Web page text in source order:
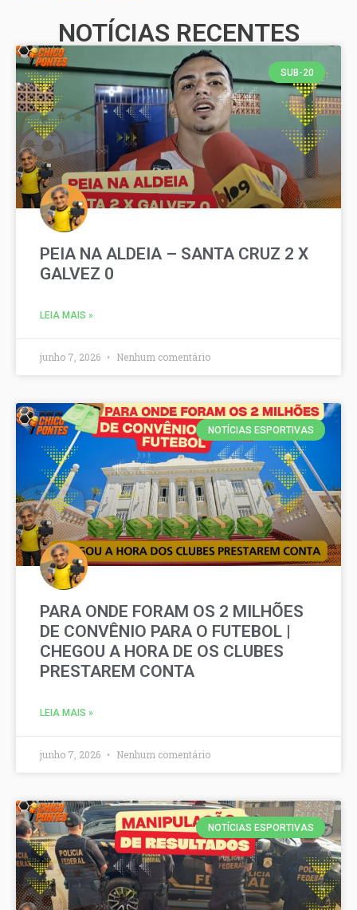
NOTÍCIAS RECENTES
SUB-20
PEIA NA ALDEIA – SANTA CRUZ 2 X
GALVEZ 0
LEIA MAIS »
junho 7, 2026 Nenhum comentário
NOTÍCIAS ESPORTIVAS
PARA ONDE FORAM OS 2 MILHÕES
DE CONVÊNIO PARA O FUTEBOL |
CHEGOU A HORA DE OS CLUBES
PRESTAREM CONTA
LEIA MAIS »
junho 7, 2026 Nenhum comentário
NOTÍCIAS ESPORTIVAS